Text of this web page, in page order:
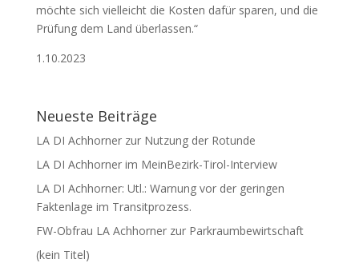
möchte sich vielleicht die Kosten dafür sparen, und die
Prüfung dem Land überlassen.“
1.10.2023
Neueste Beiträge
LA DI Achhorner zur Nutzung der Rotunde
LA DI Achhorner im MeinBezirk-Tirol-Interview
LA DI Achhorner: Utl.: Warnung vor der geringen
Faktenlage im Transitprozess.
FW-Obfrau LA Achhorner zur Parkraumbewirtschaft
(kein Titel)